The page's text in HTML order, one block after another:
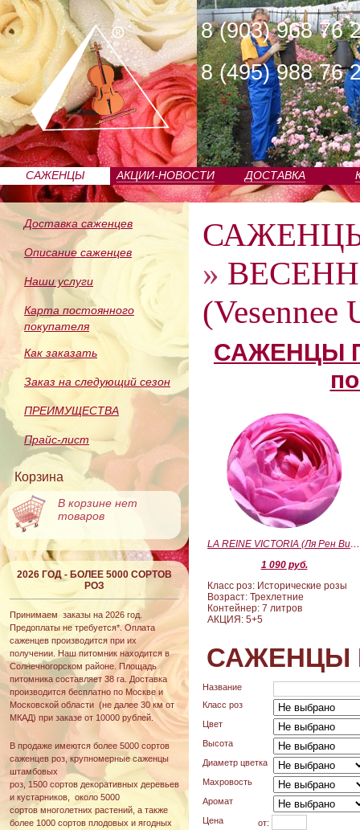
8 (903) 968 76
8 (495) 988 76
САЖЕНЦЫ
ПИТОМНИКА
АКЦИИ-НОВОСТИ ДОСТАВКА
Доставка саженцев
Описание саженцев
Наши услуги
Карта постоянного
покупателя
Как заказать
Заказ на следующий сезон
ПРЕИМУЩЕСТВА
Прайс-лист
Корзина
В корзине нет
товаров
2026 ГОД - БОЛЕЕ 5000 СОРТОВ
РОЗ
Принимаем заказы на 2026 год.
Предоплаты не требуется*. Оплата
саженцев производится при их
получении. Наш питомник находится в
Солнечногорском районе. Площадь
питомника составляет 38 га. Доставка
производится бесплатно по Москве и
Московской области (не далее 30 км от
МКАД) при заказе от 10000 рублей.
В продаже имеются более 5000 сортов
саженцев роз, крупномерные саженцы
штамбовых
роз, 1500 сортов декоративных деревьев
и кустарников, около 5000
сортов многолетних растений, а также
более 1000 сортов плодовых и ягодных
»
(Vesennee
САЖЕНЦЫ
LA REINE VICTORIA (Ля Рен Виктория)
1 090 руб.
Класс роз: Исторические розы
Возраст: Трехлетние
Контейнер: 7 литров
АКЦИЯ: 5+5
САЖЕНЦЫ
Название
Класс роз
Цвет
Высота
Диаметр цветка
Махровость
Аромат
Цена
от: